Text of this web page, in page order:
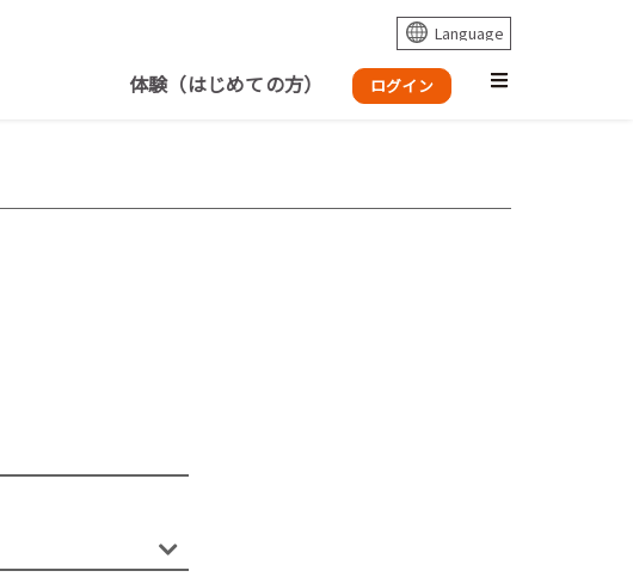
体験（はじめての方） ログイン